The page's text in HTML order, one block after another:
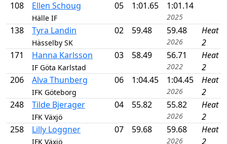
108 Ellen Schoug
Hälle IF
05 1:01.65 1:01.14
2025
138 Tyra Landin
Hässelby SK
02 59.48 59.48
2026
Heat
2
171
Hanna Karlsson
IF Göta Karlstad
03 58.49 56.71
2022
Heat
2
206
Alva Thunberg
IFK Göteborg
06 1:04.45 1:04.45
2026
Heat
2
248
Tilde Bjerager
IFK Växjö
04 55.82 55.82
2026
Heat
2
258
Lilly Loggner
IFK Växjö
07 59.68 59.68
2026
Heat
2